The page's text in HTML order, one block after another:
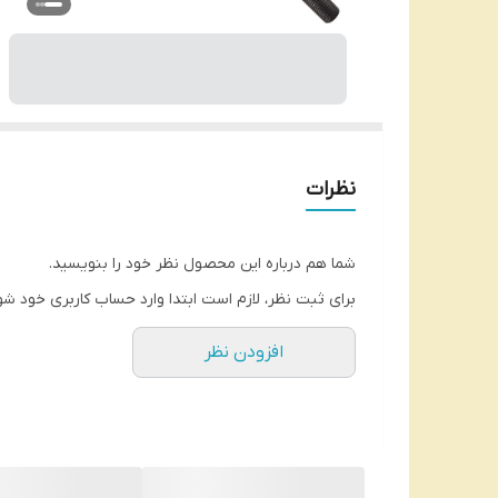
نظرات
شما هم درباره این محصول نظر خود را بنویسید.
برای ثبت نظر، لازم است ابتدا وارد حساب کاربری خود
افزودن نظر